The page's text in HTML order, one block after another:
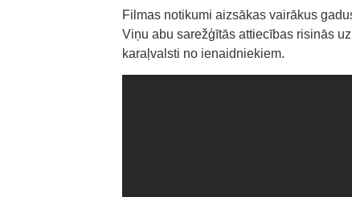
Filmas notikumi aizsākas vairākus
Viņu abu sarežģītās attiecības risinās
karaļvalsti no ienaidniekiem.